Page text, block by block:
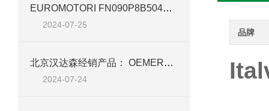
AC-MOTOREN电机FCPA 71B-2参数
EUROMOTORI FN090P8B504AVFZ 电机——北京汉达森高效动力新篇章
2024-07-25
北京汉达森经销产品： OEMER电机 QCAVM 90L 详细介绍
2024-07-24
品牌